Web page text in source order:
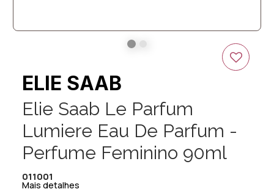
ELIE SAAB
Elie Saab Le Parfum
Lumiere Eau De Parfum -
Perfume Feminino 90ml
011001
Mais detalhes